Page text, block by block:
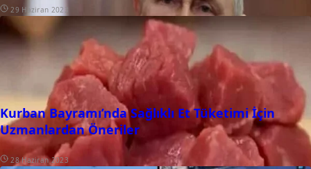
29 Haziran 2023
Kurban Bayramı’nda Sağlıklı Et Tüketimi İçin
Uzmanlardan Öneriler
28 Haziran 2023